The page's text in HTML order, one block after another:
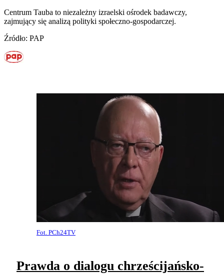
Centrum Tauba to niezależny izraelski ośrodek badawczy,
zajmujący się analizą polityki społeczno-gospodarczej.
Źródło: PAP
Fot. PCh24TV
Prawda o dialogu chrześcijańsko-